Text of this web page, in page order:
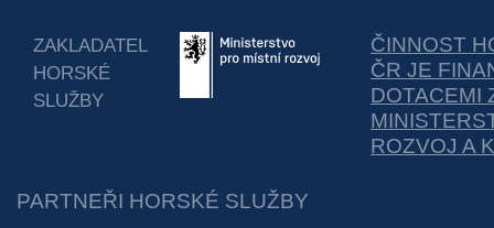
ZAKLADATEL
HORSKÉ
SLUŽBY
ČINNOST
ČR JE
DOTACEMI
ROZVOJ A
PARTNEŘI HORSKÉ SLUŽBY